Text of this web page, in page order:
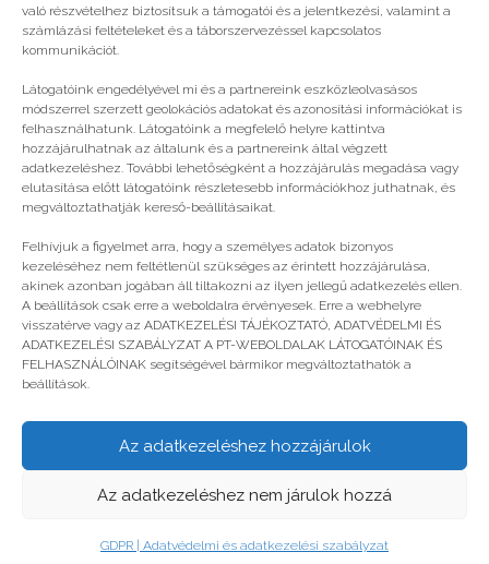
való részvételhez biztosítsuk a támogatói és a jelentkezési, valamint a
számlázási feltételeket és a táborszervezéssel kapcsolatos
kommunikációt.
Látogatóink engedélyével mi és a partnereink eszközleolvasásos
módszerrel szerzett geolokációs adatokat és azonosítási információkat is
felhasználhatunk. Látogatóink a megfelelő helyre kattintva
hozzájárulhatnak az általunk és a partnereink által végzett
adatkezeléshez. További lehetőségként a hozzájárulás megadása vagy
elutasítása előtt látogatóink részletesebb információkhoz juthatnak, és
megváltoztathatják kereső-beállításaikat.
Felhívjuk a figyelmet arra, hogy a személyes adatok bizonyos
kezeléséhez nem feltétlenül szükséges az érintett hozzájárulása,
akinek azonban jogában áll tiltakozni az ilyen jellegű adatkezelés ellen.
A beállítások csak erre a weboldalra érvényesek. Erre a webhelyre
visszatérve vagy az ADATKEZELÉSI TÁJÉKOZTATÓ, ADATVÉDELMI ÉS
ADATKEZELÉSI SZABÁLYZAT A PT-WEBOLDALAK LÁTOGATÓINAK ÉS
FELHASZNÁLÓINAK segítségével bármikor megváltoztathatók a
beállítások.
Az adatkezeléshez hozzájárulok
Az adatkezeléshez nem járulok hozzá
GDPR | Adatvédelmi és adatkezelési szabályzat
5 szokatlan, de imádni való tábor
Miért jó táborozni?
© legjobbtabor.hu
GDPR | Adatvédelmi és adatkezelési szabályzat